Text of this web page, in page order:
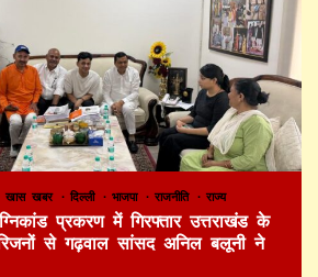
खास खबर दिल्ली भाजपा राजनीति राज्य
प्रकरण में गिरफ्तार उत्तराखंड के
से गढ़वाल सांसद अनिल बलूनी ने